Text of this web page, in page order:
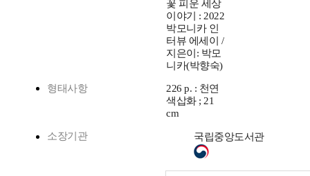
꽃 피운 세상
이야기 : 2022
박모니카 인
터뷰 에세이 /
지은이: 박모
니카(박향숙)
형태사항
226 p. : 천연
색삽화 ; 21
cm
소장기관 국립중앙도서관